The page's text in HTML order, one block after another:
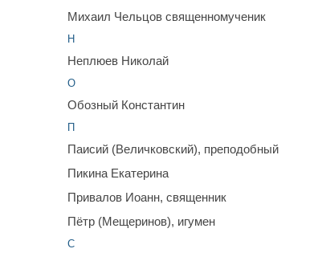
Михаил Чельцов священномученик
Н
Неплюев Николай
О
Обозный Константин
П
Паисий (Величковский), преподобный
Пикина Екатерина
Привалов Иоанн, священник
Пётр (Мещеринов), игумен
С